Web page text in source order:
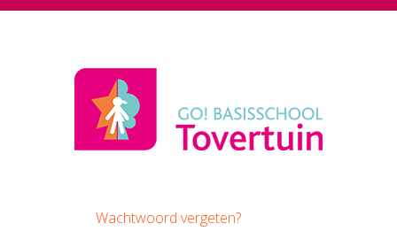
Wachtwoord vergeten?